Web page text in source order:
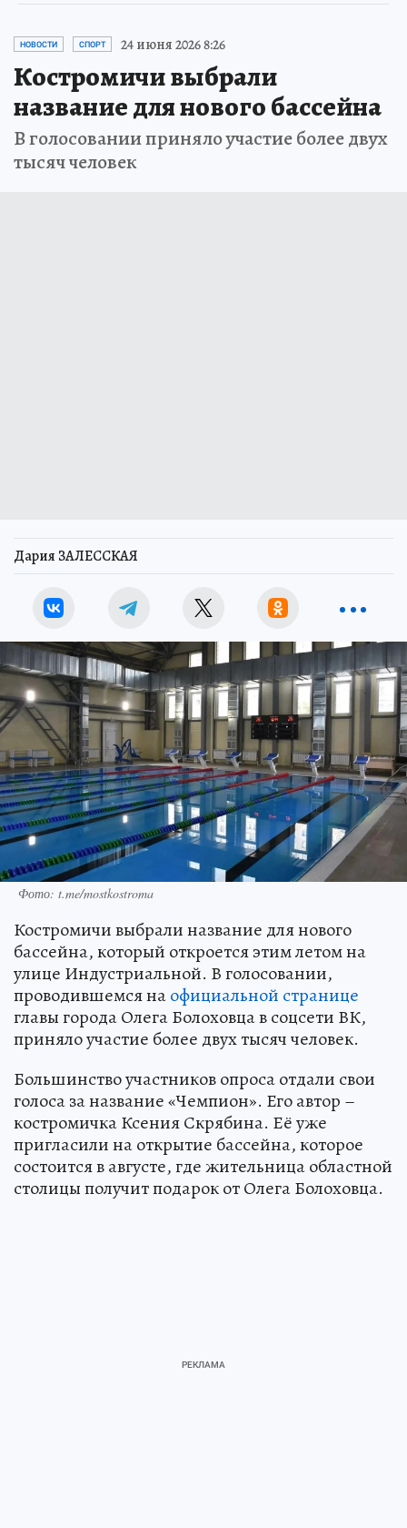
НОВОСТИ СПОРТ 24 июня 2026 8:26
Костромичи выбрали
название для нового бассейна
В голосовании приняло участие более двух
тысяч человек
Дария ЗАЛЕССКАЯ
Фото: t.me/mostkostroma
Костромичи выбрали название для нового
бассейна, который откроется этим летом на
улице Индустриальной. В голосовании,
проводившемся наофициальной странице
главы города Олега Болоховца в соцсети ВК,
приняло участие более двух тысяч человек.
Большинство участников опроса отдали свои
голоса за название «Чемпион». Его автор –
костромичка Ксения Скрябина. Её уже
пригласили на открытие бассейна, которое
состоится в августе, где жительница областной
столицы получит подарок от Олега Болоховца.